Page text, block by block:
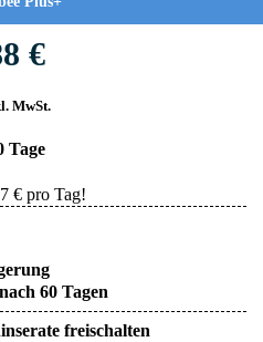
€
MwSt.
Tage
€ pro Tag!
60 Tagen
freischalten